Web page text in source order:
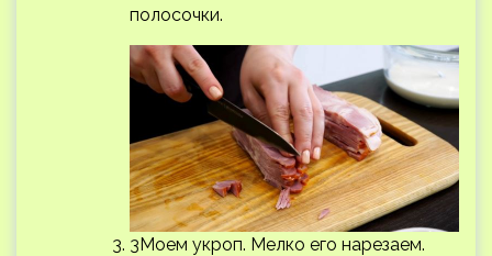
полосочки.
3Моем укроп. Мелко его нарезаем.